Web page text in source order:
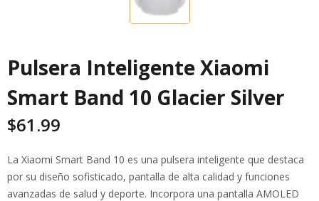
Pulsera Inteligente Xiaomi
Smart Band 10 Glacier Silver
$61.99
La Xiaomi Smart Band 10 es una pulsera inteligente que destaca
por su diseño sofisticado, pantalla de alta calidad y funciones
avanzadas de salud y deporte. Incorpora una pantalla AMOLED